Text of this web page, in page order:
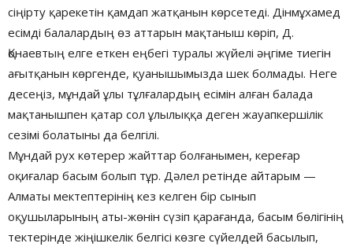
сіңірту қарекетін қамдап жатқанын көрсетеді. Дінмұхамед
есімді балалардың өз аттарын мақтаныш көріп, Д.
Қонаевтың елге еткен еңбегі туралы жүйелі әңгіме тиегін
ағытқанын көргенде, қуанышымызда шек болмады. Неге
десеңіз, мұндай ұлы тұлғалардың есімін алған балада
мақтанышпен қатар сол ұлылыққа деген жауапкершілік
сезімі болатыны да белгілі.
Мұндай рух көтерер жайттар болғанымен, кереғар
оқиғалар басым болып тұр. Дәлел ретінде айтарым —
Алматы мектептерінің кез келген бір сынып
оқушыларының аты-жөнін сүзіп қарағанда, басым бөлігінің
тектерінде жіңішкелік белгісі көзге сүйелдей басылып,